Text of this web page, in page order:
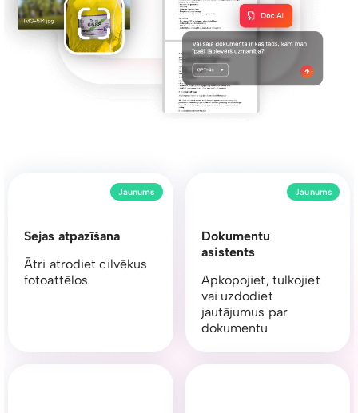
Dokumentu
asistents
Apkopojiet, tulkojiet
vai uzdodiet
jautājumus par
dokumentu
Jaunums
Sejas atpazīšana
Ātri atrodiet cilvēkus
fotoattēlos
Jaunums